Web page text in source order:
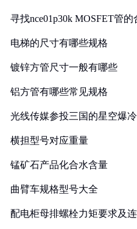
寻找nce01p30k MOSFET管
电梯的尺寸有哪些规格
镀锌方管尺寸一般有哪些
铝方管有哪些常见规格
光线传媒参投三国的星空爆冷
横担型号对应重量
锰矿石产品化合水含量
曲臂车规格型号大全
配电柜母排螺栓力矩要求及